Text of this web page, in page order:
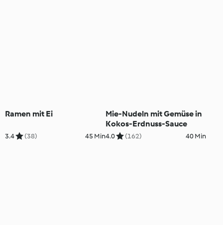
Ramen mit Ei
3.4 (38) 45 Min
Mie-Nudeln mit Gemüse in
Kokos-Erdnuss-Sauce
4.0 (162) 40 Min